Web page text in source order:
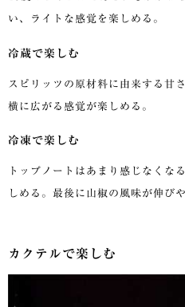
い、ライトな感覚を楽しめる。
冷蔵で楽しむ
スピリッツの原材料に由来する甘
横に広がる感覚が楽しめる。
冷凍で楽しむ
トップノートはあまり感じなくな
しめる。最後に山椒の風味が伸び
カクテルで楽しむ